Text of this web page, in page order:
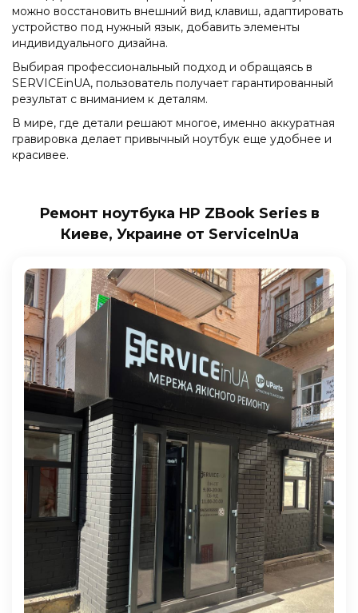
можно восстановить внешний вид клавиш, адаптировать
устройство под нужный язык, добавить элементы
индивидуального дизайна.
Выбирая профессиональный подход и обращаясь в
SERVICEinUA, пользователь получает гарантированный
результат с вниманием к деталям.
В мире, где детали решают многое, именно аккуратная
гравировка делает привычный ноутбук еще удобнее и
красивее.
Ремонт ноутбука HP ZBook Series в
Киеве, Украине от ServiceInUa